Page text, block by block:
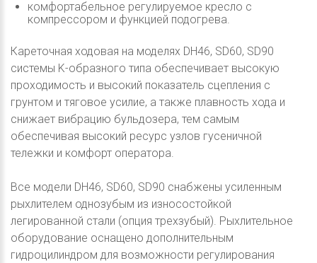
комфортабельное регулируемое кресло с
компрессором и функцией подогрева.
Кареточная ходовая на моделях DH46, SD60, SD90
системы K-образного типа обеспечивает высокую
проходимость и высокий показатель сцепления с
грунтом и тяговое усилие, а также плавность хода и
снижает вибрацию бульдозера, тем самым
обеспечивая высокий ресурс узлов гусеничной
тележки и комфорт оператора.
Все модели DH46, SD60, SD90 снабжены усиленным
рыхлителем однозубым из износостойкой
легированной стали (опция трехзубый). Рыхлительное
оборудование оснащено дополнительным
гидроцилиндром для возможности регулирования